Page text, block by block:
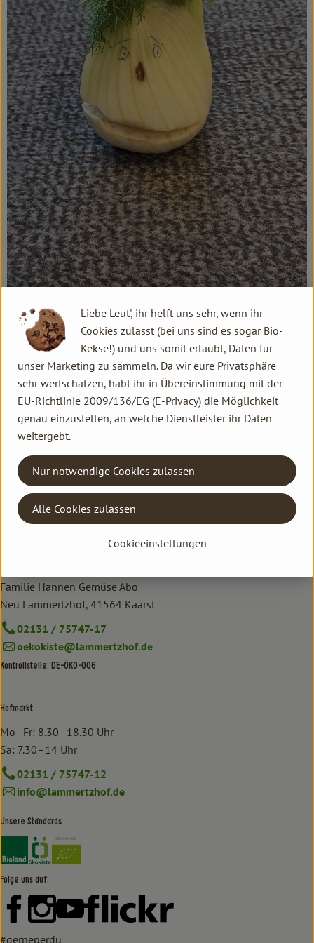
Kochen & Backen
Süß & Pikant
Getränke
Haushalt
Einkaufen
Über uns
Aktuelles
Erleben
Rezepte KW 47
KW 47
Kontakt allgemein
Familie Hannen GbR
Neu Lammertzhof, 41564 Kaarst
02131 / 75747-0
info@lammertzhof.de
Familie Hannen Gemüse Abo
Neu Lammertzhof, 41564 Kaarst
02131 / 75747-17
oekokiste@lammertzhof.de
Kontrollstelle: DE-ÖKO-006
Hofmarkt
Mo–Fr: 8.30–18.30 Uhr
Sa: 7.30–14 Uhr
02131 / 75747-12
info@lammertzhof.de
Unsere Standards
Externer Link zu https://www.bioland.de/verbraucher
Externer Link zu https://www.oekokiste.de/
Folge uns auf:
Externer Link zu https://www.facebook.com/lammertzhof/
Externer Link zu https://www.instagram.com/
Externer Link zu https://www.youtube.com/
Externer Link zu https://
#gerneperdu
Liebe Leut', ihr helft uns sehr, wenn ihr
Cookies zulasst (bei uns sind es sogar Bio-
Kekse!) und uns somit erlaubt, Daten für
unser Marketing zu sammeln. Da wir eure Privatsphäre
sehr wertschätzen, habt ihr in Übereinstimmung mit der
EU-Richtlinie 2009/136/EG (E-Privacy) die Möglichkeit
genau einzustellen, an welche Dienstleister ihr Daten
weitergebt.
Cookieeinstellungen
Nur notwendige Cookies zulassen
Alle Cookies zulassen